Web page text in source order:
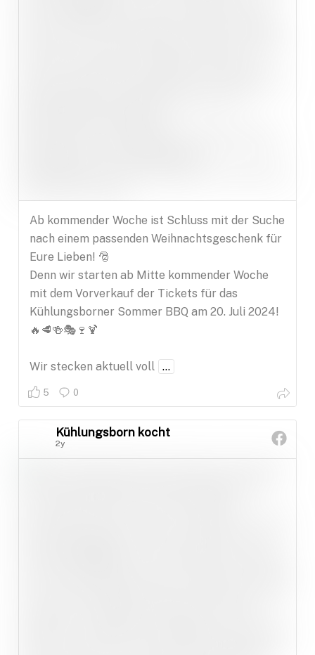
Ab kommender Woche ist Schluss mit der Suche
nach einem passenden Weihnachtsgeschenk für
Eure Lieben! 🎅
Denn wir starten ab Mitte kommender Woche
mit dem Vorverkauf der Tickets für das
Kühlungsborner Sommer BBQ am 20. Juli 2024!
🔥🥩🍻🎭🍷🍹
Wir stecken aktuell voll ...
5 0
Kühlungsborn kocht
2y